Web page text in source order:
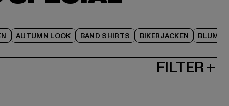
AUTUMN LOOK BAND SHIRTS BIKERJACKEN
FILTER